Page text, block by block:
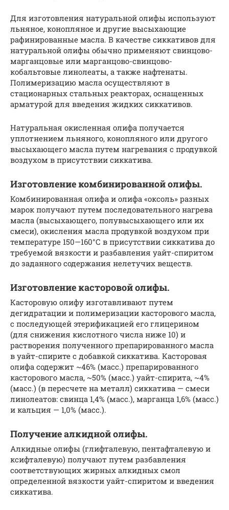
Для изготовления натуральной олифы используют
льняное, конопляное и другие высыхающие
рафинированные масла. В качестве сиккативов для
натуральной олифы обычно применяют свинцово-
марганцовые или марганцово-свинцово-
кобальтовые линолеаты, а также нафтенаты.
Полимеризацию масла осуществляют в
стационарных стальных реакторах, оснащенных
арматурой для введения жидких сиккативов.
Натуральная окисленная олифа получается
уплотнением льняного, конопляного или другого
высыхающего масла путем нагревания с продувкой
воздухом в присутствии сиккатива.
Изготовление комбинированной олифы.
Комбинированная олифа и олифа «оксоль» разных
марок получают путем последовательного нагрева
масла (высыхающего, полувысыхающего или их
смеси), окисления масла продувкой воздухом при
температуре 150—160°С в присутствии сиккатива до
требуемой вязкости и разбавления уайт-спиритом
до заданного содержания нелетучих веществ.
Изготовление касторовой олифы.
Касторовую олифу изготавливают путем
дегидратации и полимеризации касторового масла,
с последующей этерификацией его глицерином
(для снижения кислотного числа ниже 10) и
растворения полученного препарированного масла
в уайт-спирите с добавкой сиккатива. Касторовая
олифа содержит ~46% (масс.) препарированного
касторового масла, ~50% (масс.) уайт-спирита, ~4%
(масс.) (в пересчете на металл) сиккатива — смеси
линолеатов: свинца 1,4% (масс.), марганца 1,6% (масс.)
и кальция — 1,0% (масс.).
Получение алкидной олифы.
Алкидные олифы (глифталевую, пентафталевую и
ксифталевую) получают путем разбавления
соответствующих жирных алкидных смол
определенной вязкости уайт-спиритом и введения
сиккатива.